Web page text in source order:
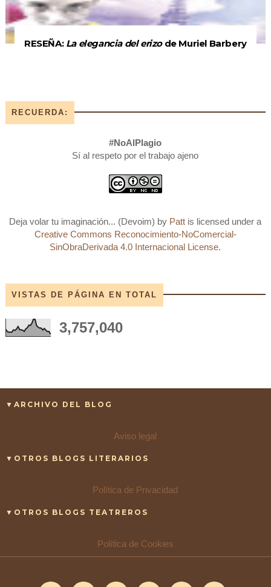
RESEÑA: La elegancia del erizode Muriel Barbery
RECUERDA:
#NoAlPlagio
Sí al respeto por el trabajo ajeno
Deja volar tu imaginación... (Devoim) by Patt is licensed under a
Creative Commons Reconocimiento-NoComercial-
SinObraDerivada 4.0 Internacional License.
VISTAS DE PÁGINA EN TOTAL
3,757,040
▼ARCHIVO DEL BLOG
Aviso legal
▼OTROS BLOGS LITERARIOS
Política de Privacidad
▼OTROS BLOGS TEATREROS
Política de Cookies